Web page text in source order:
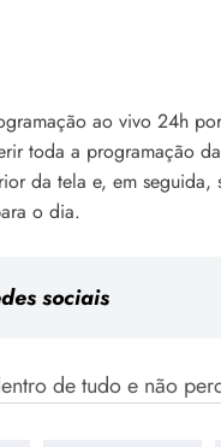
ao vivo 24h
toda a programação
da tela e, em
o dia.
sociais
de tudo e não